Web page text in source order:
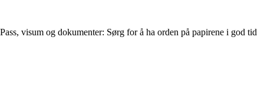
Pass, visum og dokumenter: Sørg for å ha orden på papirene i god tid